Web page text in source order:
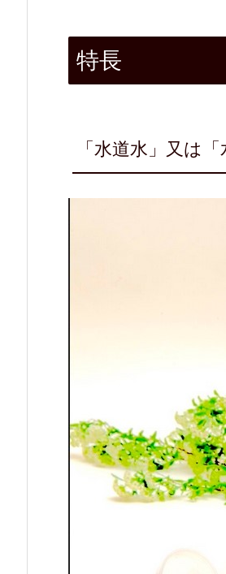
の
が
可
処
で
も
５
特長
「水道水」又は